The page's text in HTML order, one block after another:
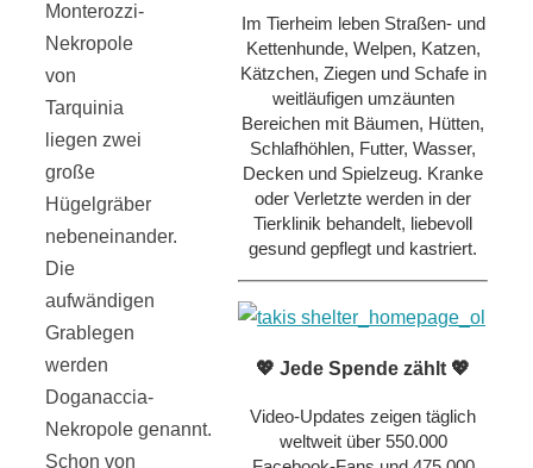
Monterozzi-
Nekropole
von
Tarquinia
liegen zwei
große
Hügelgräber
nebeneinander.
Die
aufwändigen
Grablegen
werden
Doganaccia-
Nekropole genannt.
Schon von
Im Tierheim leben Straßen- und
Kettenhunde, Welpen, Katzen,
Kätzchen, Ziegen und Schafe in
weitläufigen umzäunten
Bereichen mit Bäumen, Hütten,
Schlafhöhlen, Futter, Wasser,
Decken und Spielzeug. Kranke
oder Verletzte werden in der
Tierklinik behandelt, liebevoll
gesund gepflegt und kastriert.
💖 Jede Spende zählt 💖
Video-Updates zeigen täglich
weltweit über 550.000